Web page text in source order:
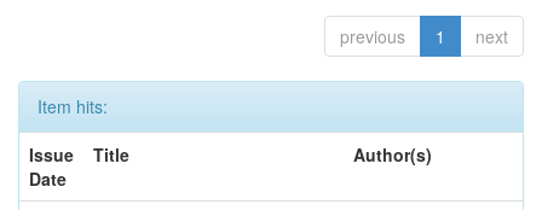
previous 1 next
Item hits:
Issue
Date
Title Author(s)